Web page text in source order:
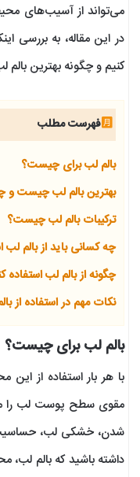
می‌تواند از آسیب‌های
در این مقاله، به بررسی
کنیم و چگونه بهترین
فهرست مطلب
بالم لب برای چیست؟
بهترین بالم لب چیست و
ترکیبات بالم لب چیست؟
چه کسانی باید از بالم لب
چگونه از بالم لب استفاده
نکات مهم در استفاده از
بالم لب برای چیست؟
با هر بار استفاده از
مقوی سطح پوست لب را
شدن، خشکی لب،
داشته باشید که بالم